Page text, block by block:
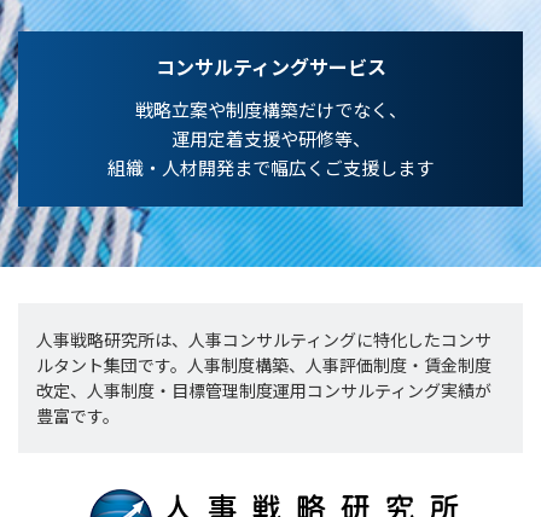
コンサルティングサービス
戦略立案や制度構築だけでなく、
運用定着支援や研修等、
組織・人材開発まで幅広くご支援します
人事戦略研究所は、人事コンサルティングに特化したコンサ
ルタント集団です。人事制度構築、人事評価制度・賃金制度
改定、人事制度・目標管理制度運用コンサルティング実績が
豊富です。